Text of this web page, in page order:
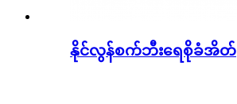
နိုင်လွန်စက်ဘီးရေစိုခံအိတ်